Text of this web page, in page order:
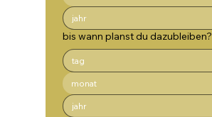
bis wann planst du dazubleiben?